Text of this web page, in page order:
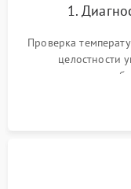
работе
1.
Проверка
целостности
сопротивления
считывание